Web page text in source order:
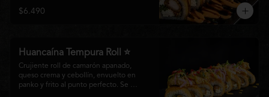
tostado y cebollín fresco. Una
combinación perfecta entre el dulzor del
$6.490
Huancaína Tempura Roll ⭐
Crujiente roll de camarón apanado,
queso crema y cebollín, envuelto en
panko y frito al punto perfecto. Se